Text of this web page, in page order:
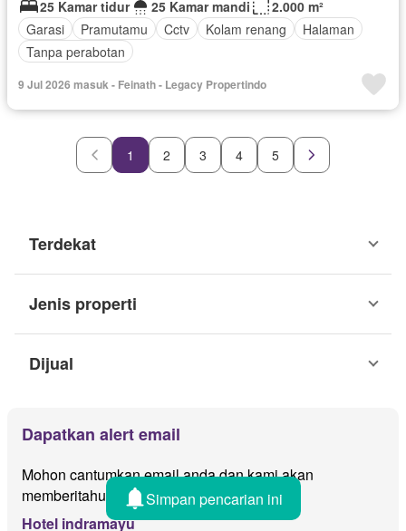
25 Kamar tidur
25 Kamar mandi
2.000 m²
Garasi
Pramutamu Cctv Kolam renang
Halaman
Tanpa perabotan
9 Jul 2026 masuk - Feinath - Legacy Propertindo
1 2 3 4 5
Terdekat
Jenis properti
Dijual
Dapatkan alert email
Mohon cantumkan email anda dan kami akan
memberitahu jika ada iklan baru untuk
Hotel indramayu
Simpan pencarian ini